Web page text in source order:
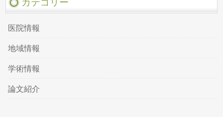
医院情報
地域情報
学術情報
論文紹介